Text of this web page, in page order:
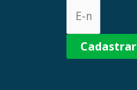
Cadastrar